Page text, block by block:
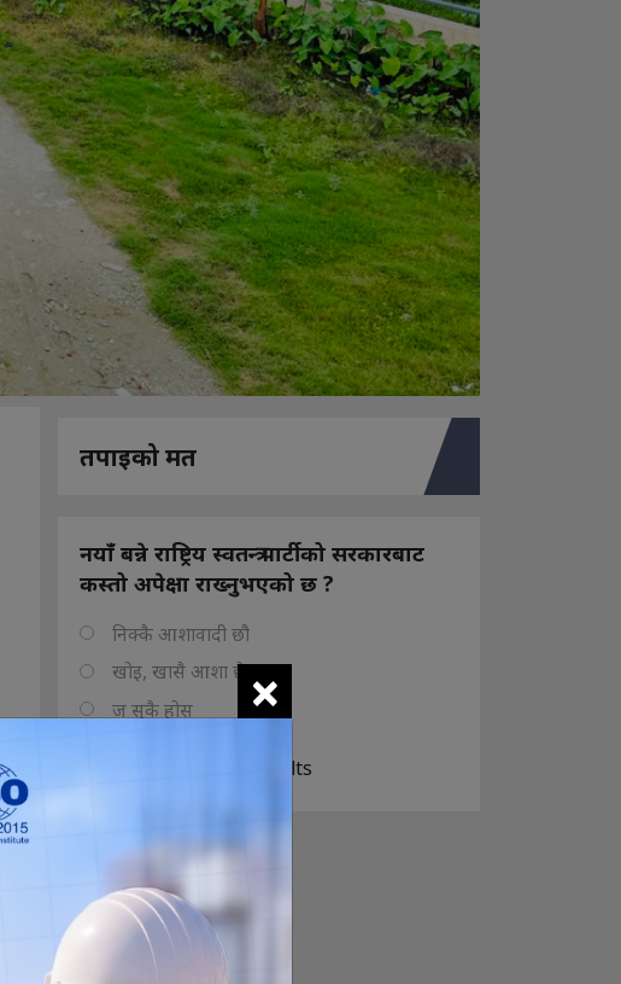
तपाइको मत
नयाँ बन्ने राष्ट्रिय स्वतन्त्र पार्टीको सरकारबाट
कस्तो अपेक्षा राख्नुभएको छ ?
निक्कै आशावादी छौ
खोइ, खासै आशा छैन
ज सुकै होस्
View Results
×